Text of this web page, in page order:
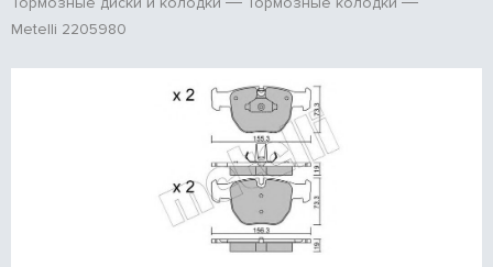
Metelli 2205980